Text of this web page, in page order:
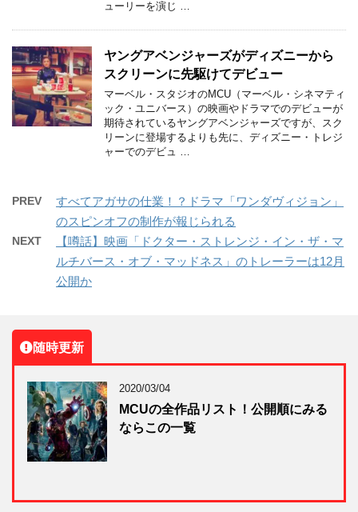
ューリーを演じ …
ヤングアベンジャーズがディズニーから
スクリーンに先駆けてデビュー
マーベル・スタジオのMCU（マーベル・シネマティ
ック・ユニバース）の映画やドラマでのデビューが
期待されているヤングアベンジャーズですが、スク
リーンに登場するよりも先に、ディズニー・トレジ
ャーでのデビュ …
PREV
すべてアガサの仕業！？ドラマ「ワンダヴィジョン」
のスピンオフの制作が報じられる
NEXT
【噂話】映画「ドクター・ストレンジ・イン・ザ・マ
ルチバース・オブ・マッドネス」のトレーラーは12月
公開か
随時更新
2020/03/04
MCUの全作品リスト！公開順にみる
ならこの一覧